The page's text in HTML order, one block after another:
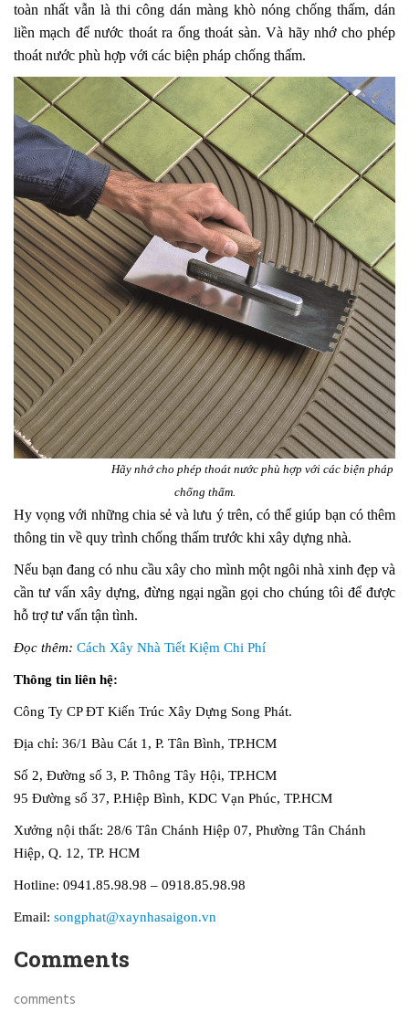
toàn nhất vẫn là thi công dán màng khò nóng chống thấm, dán
liền mạch để nước thoát ra ống thoát sàn. Và hãy nhớ cho phép
thoát nước phù hợp với các biện pháp chống thấm.
Hãy nhớ cho phép thoát nước phù hợp với các biện pháp
chống thấm.
Hy vọng với những chia sẻ và lưu ý trên, có thể giúp bạn có thêm
thông tin về quy trình chống thấm trước khi xây dựng nhà.
Nếu bạn đang có nhu cầu xây cho mình một ngôi nhà xinh đẹp và
cần tư vấn xây dựng, đừng ngại ngần gọi cho chúng tôi để được
hỗ trợ tư vấn tận tình.
Đọc thêm: Cách Xây Nhà Tiết Kiệm Chi Phí
Thông tin liên hệ:
Công Ty CP ĐT Kiến Trúc Xây Dựng Song Phát.
Địa chỉ: 36/1 Bàu Cát 1, P. Tân Bình, TP.HCM
Số 2, Đường số 3, P. Thông Tây Hội, TP.HCM
95 Đường số 37, P.Hiệp Bình, KDC Vạn Phúc, TP.HCM
Xưởng nội thất: 28/6 Tân Chánh Hiệp 07, Phường Tân Chánh
Hiệp, Q. 12, TP. HCM
Hotline: 0941.85.98.98 – 0918.85.98.98
Email: songphat@xaynhasaigon.vn
Comments
comments